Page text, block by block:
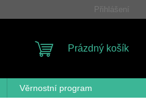
OBCHODNÍ PODMÍNKYPřihlášení
NÁKUPNÍ
Prázdný košík
Věrnostní program